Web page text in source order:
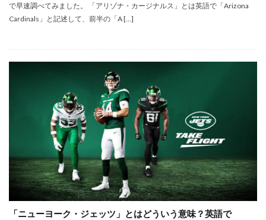
で早速調べてみました。 「アリゾナ・カージナルス」とは英語で「Arizona
Cardinals」と記述して、前半の「A […]
「ニューヨーク・ジェッツ」とはどういう意味？英語で